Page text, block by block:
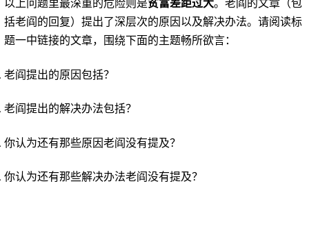
以上问题里最深重的危险则是贫富差距过大。老阎的文章（包
括老阎的回复）提出了深层次的原因以及解决办法。请阅读标
题一中链接的文章， 围绕下面的主题畅所欲言：
老阎提出的原因包括？
老阎提出的解决办法包括？
你认为还有那些原因老阎没有提及？
你认为还有那些解决办法老阎没有提及？